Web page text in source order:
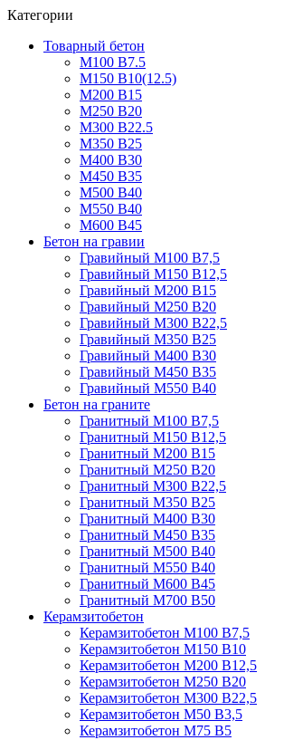
Категории
Товарный бетон
М100 В7.5
М150 В10(12.5)
М200 В15
М250 В20
М300 В22.5
М350 В25
М400 В30
М450 В35
М500 В40
М550 В40
М600 В45
Бетон на гравии
Гравийный М100 В7,5
Гравийный М150 В12,5
Гравийный М200 В15
Гравийный М250 В20
Гравийный М300 В22,5
Гравийный М350 В25
Гравийный М400 В30
Гравийный М450 В35
Гравийный М550 В40
Бетон на граните
Гранитный М100 В7,5
Гранитный М150 В12,5
Гранитный М200 В15
Гранитный М250 В20
Гранитный М300 В22,5
Гранитный М350 В25
Гранитный М400 В30
Гранитный М450 В35
Гранитный М500 В40
Гранитный М550 В40
Гранитный М600 В45
Гранитный М700 В50
Керамзитобетон
Керамзитобетон М100 В7,5
Керамзитобетон М150 В10
Керамзитобетон М200 В12,5
Керамзитобетон М250 В20
Керамзитобетон М300 В22,5
Керамзитобетон М50 В3,5
Керамзитобетон М75 В5